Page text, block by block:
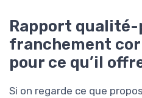
Rapport qualité-
franchement
pour ce qu’il
Si on regarde ce que